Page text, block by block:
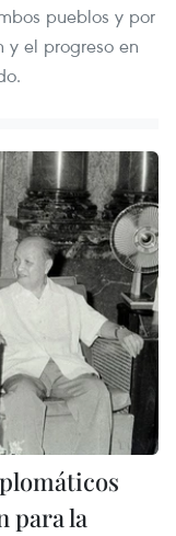
pueblos y por
el progreso en
para la